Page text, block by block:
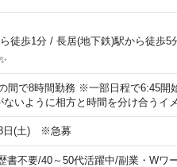
徒歩1分/ 長居(地下鉄)駅から徒歩5
間で8時間勤務 ※一部日程で6:45開
ないように相方と時間を分け合うイ
3日(土) ※急募
書不要/40～50代活躍中/副業・Wワ